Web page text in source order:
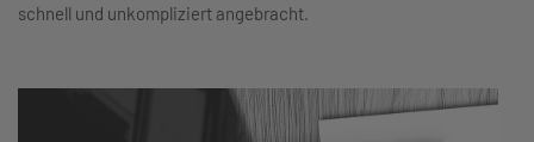
schnell und unkompliziert angebracht.